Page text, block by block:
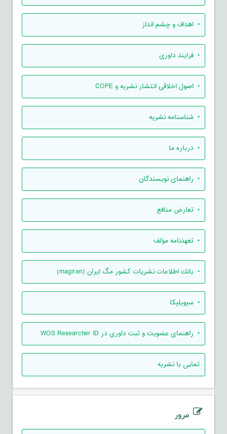
• اهداف و چشم انداز
• فرایند داوری
• اصول اخلاقی انتشار نشریه و COPE
• شناسنامه نشریه
• درباره ما
• راهنمای نویسندگان
• تعارض منافع
• تعهدنامه مؤلف
• بانك اطلاعات نشريات كشور مگ ايران (magiran)
• سیویلیکا
• راهنمای عضویت و ثبت داوری در WOS Researcher ID
تماس با نشریه
مرور